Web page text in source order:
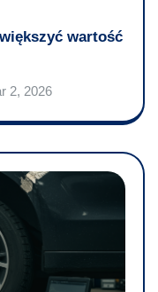
wartość
2, 2026